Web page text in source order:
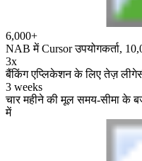
6,000+
NAB में Cursor उपयोगकर्ता,
3x
बैंकिंग एप्लिकेशन के लिए तेज़
3 weeks
चार महीने की मूल समय-सीमा के
में